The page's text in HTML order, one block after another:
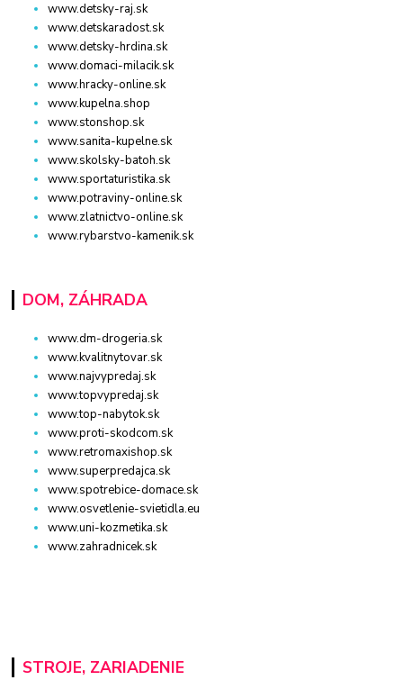
www.detsky-raj.sk
www.detskaradost.sk
www.detsky-hrdina.sk
www.domaci-milacik.sk
www.hracky-online.sk
www.kupelna.shop
www.stonshop.sk
www.sanita-kupelne.sk
www.skolsky-batoh.sk
www.sportaturistika.sk
www.potraviny-online.sk
www.zlatnictvo-online.sk
www.rybarstvo-kamenik.sk
DOM, ZÁHRADA
www.dm-drogeria.sk
www.kvalitnytovar.sk
www.najvypredaj.sk
www.topvypredaj.sk
www.top-nabytok.sk
www.proti-skodcom.sk
www.retromaxishop.sk
www.superpredajca.sk
www.spotrebice-domace.sk
www.osvetlenie-svietidla.eu
www.uni-kozmetika.sk
www.zahradnicek.sk
STROJE, ZARIADENIE